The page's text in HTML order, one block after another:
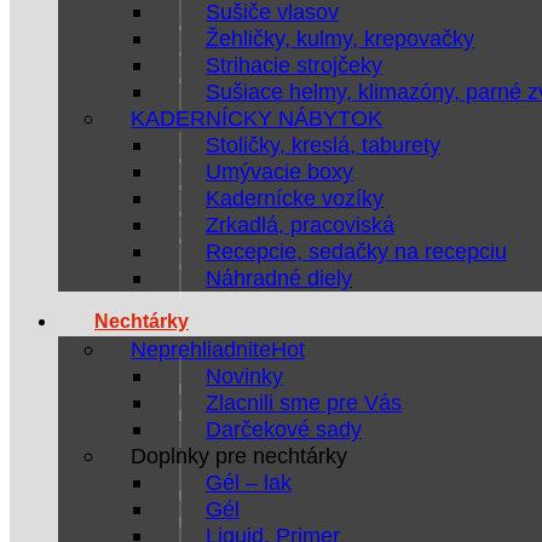
Sušiče vlasov
Žehličky, kulmy, krepovačky
Strihacie strojčeky
Sušiace helmy, klimazóny, parné
KADERNÍCKY NÁBYTOK
Stoličky, kreslá, taburety
Umývacie boxy
Kadernícke vozíky
Zrkadlá, pracoviská
Recepcie, sedačky na recepciu
Náhradné diely
Nechtárky
Neprehliadnite
Novinky
Zlacnili sme pre Vás
Darčekové sady
Doplnky pre nechtárky
Gél – lak
Gél
Liquid, Primer